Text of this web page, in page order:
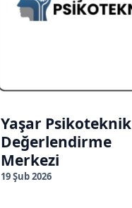
Yaşar Psikoteknik
Değerlendirme
Merkezi
19 Şub 2026